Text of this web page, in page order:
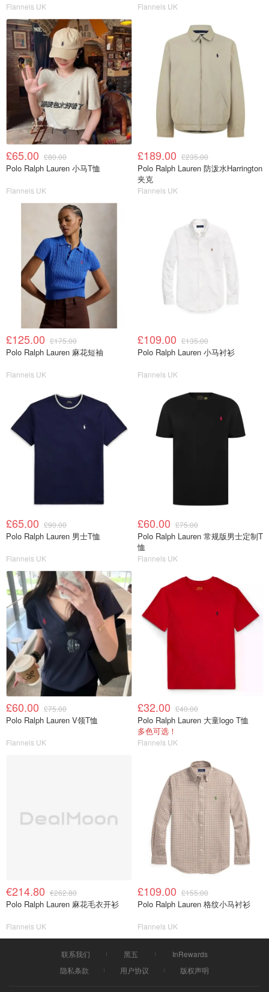
Flannels UK Flannels UK
£65.00 £80.00
Polo Ralph Lauren 小马T恤
Flannels UK
£189.00 £235.00
Polo Ralph Lauren 防泼水Harrington
夹克
Flannels UK
£125.00 £175.00
Polo Ralph Lauren 麻花短袖
Flannels UK
£109.00 £135.00
Polo Ralph Lauren 小马衬衫
Flannels UK
£65.00 £90.00
Polo Ralph Lauren 男士T恤
Flannels UK
£60.00 £75.00
Polo Ralph Lauren 常规版男士定制T
恤
Flannels UK
£60.00 £75.00
Polo Ralph Lauren V领T恤
Flannels UK
£32.00 £40.00
Polo Ralph Lauren 大童logo T恤
多色可选！
Flannels UK
€214.80 €262.80
Polo Ralph Lauren 麻花毛衣开衫
Flannels UK
£109.00 £155.00
Polo Ralph Lauren 格纹小马衬衫
Flannels UK
联系我们 黑五
InRewards
隐私条款
用户协议 版权声明